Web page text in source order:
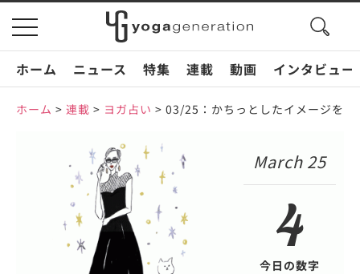
toggle
navigation
search
ホーム
ニュース 特集 連載 動画 インタビュー
ホーム > 連載 > ヨガ占い > 03/25：かちっとしたイメージを
March 25
4
今日の数字